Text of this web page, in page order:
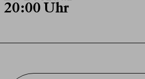
20:00 Uhr